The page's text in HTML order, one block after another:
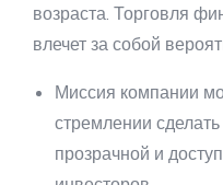
возраста. Торговля
влечет за собой
Миссия компании
стремлении
прозрачной и